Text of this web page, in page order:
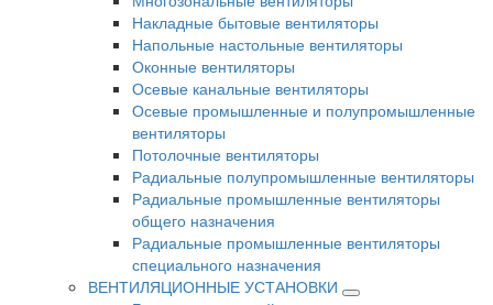
Накладные бытовые вентиляторы
Напольные настольные вентиляторы
Оконные вентиляторы
Осевые канальные вентиляторы
Осевые промышленные и полупромышленные
вентиляторы
Потолочные вентиляторы
Радиальные полупромышленные вентиляторы
Радиальные промышленные вентиляторы
общего назначения
Радиальные промышленные вентиляторы
специального назначения
ВЕНТИЛЯЦИОННЫЕ УСТАНОВКИ